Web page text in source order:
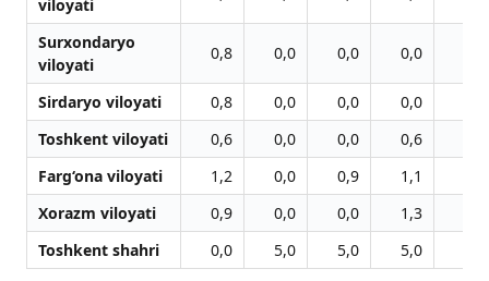
viloyati
Surxondaryo
viloyati
0,8 0,0 0,0 0,0
Sirdaryo viloyati 0,8 0,0 0,0 0,0
Toshkent viloyati
0,6 0,0 0,0 0,6
Farg‘ona viloyati
1,2 0,0 0,9 1,1
Xorazm viloyati
0,9 0,0 0,0 1,3
Toshkent shahri
0,0 5,0 5,0 5,0